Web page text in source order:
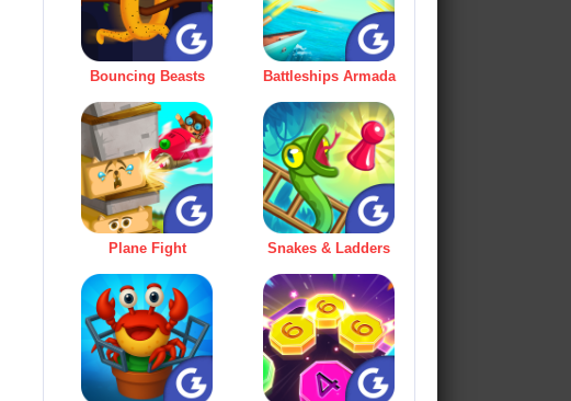
Bouncing Beasts Battleships Armada
Plane Fight Snakes & Ladders